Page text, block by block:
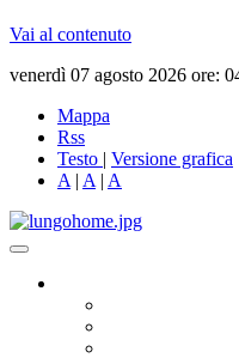
Vai al contenuto
venerdì 07 agosto 2026 ore:
Mappa
Rss
Testo | Versione grafica
A | A | A